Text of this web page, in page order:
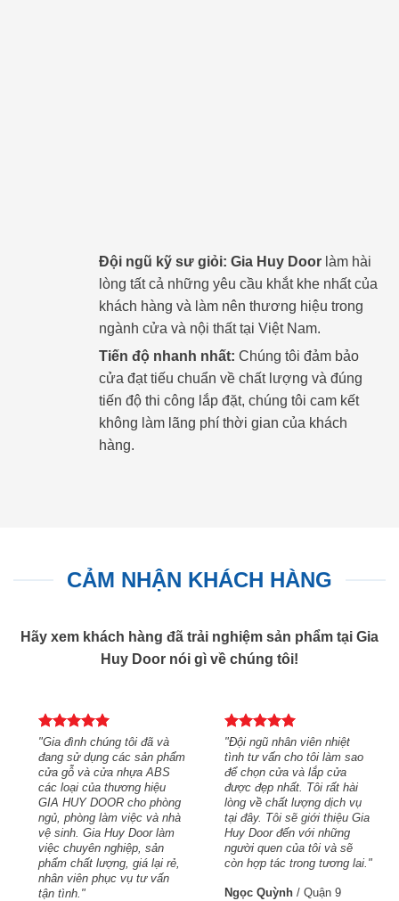
Đội ngũ kỹ sư giỏi: Gia Huy Door làm hài
lòng tất cả những yêu cầu khắt khe nhất của
khách hàng và làm nên thương hiệu trong
ngành cửa và nội thất tại Việt Nam.
Tiến độ nhanh nhất: Chúng tôi đảm bảo
cửa đạt tiếu chuẩn về chất lượng và đúng
tiến độ thi công lắp đặt, chúng tôi cam kết
không làm lãng phí thời gian của khách
hàng.
CẢM NHẬN KHÁCH HÀNG
Hãy xem khách hàng đã trải nghiệm sản phẩm tại Gia
Huy Door nói gì về chúng tôi!
"Gia đình chúng tôi đã và
đang sử dụng các sản phẩm
cửa gỗ và cửa nhựa ABS
các loại của thương hiệu
GIA HUY DOOR cho phòng
ngủ, phòng làm việc và nhà
vệ sinh. Gia Huy Door làm
việc chuyên nghiệp, sản
phẩm chất lượng, giá lại rẻ,
nhân viên phục vụ tư vấn
tận tình."
"Đội ngũ nhân viên nhiệt
tình tư vấn cho tôi làm sao
để chọn cửa và lắp cửa
được đẹp nhất. Tôi rất hài
lòng về chất lượng dịch vụ
tại đây. Tôi sẽ giới thiệu Gia
Huy Door đến với những
người quen của tôi và sẽ
còn hợp tác trong tương lai."
Ngọc Quỳnh / Quận 9